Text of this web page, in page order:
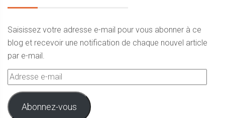
Saisissez votre adresse e-mail pour vous abonner à ce
blog et recevoir une notification de chaque nouvel article
par e-mail.
Adresse
e-
mail
Abonnez-vous